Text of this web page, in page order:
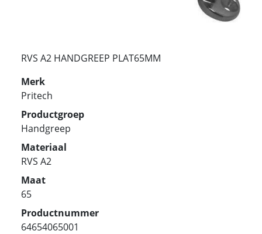
RVS A2 HANDGREEP PLAT65MM
Merk
Pritech
Productgroep
Handgreep
Materiaal
RVS A2
Maat
65
Productnummer
64654065001